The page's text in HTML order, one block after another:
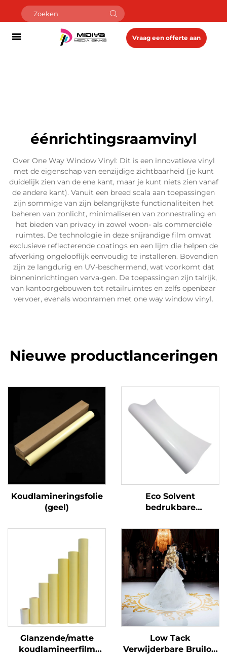
Vraag een offerte aan
éénrichtingsraamvinyl
Over One Way Window Vinyl: Dit is een innovatieve vinyl
met de eigenschap van eenzijdige zichtbaarheid (je kunt
duidelijk zien van de ene kant, maar je kunt niets zien vanaf
de andere kant). Vanuit een breed scala aan toepassingen
zijn sommige van zijn belangrijkste functionaliteiten het
beheren van zonlicht, minimaliseren van zonnestraling en
het bieden van privacy in zowel woon- als commerciële
ruimtes. De technologie in deze snijrandige film omvat
exclusieve reflecterende coatings en een lijm die helpen de
afwerking ongelooflijk eenvoudig te installeren. Bovendien
zijn ze langdurig en UV-beschermend, wat voorkomt dat
binneninrichtingen verva-gen. De toepassingen zijn talrijk,
van kantoorgebouwen tot retailruimtes en zelfs openbaar
vervoer, evenals woonramen met one way window vinyl.
Nieuwe productlanceringen
Koudlamineringsfolie
(geel)
Eco Solvent
bedrukbare
bedrukking
reclamemateriaal
Glanzende/matte
koudlamineerfilm
Low Tack
Verwijderbare Bruiloft